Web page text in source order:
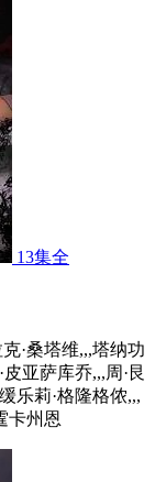
13集全
·桑塔维,,,塔纳功
亚萨库乔,,,周·艮
乐莉·格隆格侬,,,
卡州恩